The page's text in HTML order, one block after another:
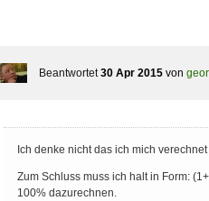
Beantwortet 30 Apr 2015 von
Ich denke nicht das ich mich
Zum Schluss muss ich halt in Form:
100% dazurechnen.